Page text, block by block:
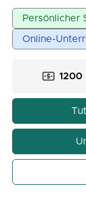
Serbisch für
Der Unterricht
statt, auch live
Persönlicher
Online-
1200